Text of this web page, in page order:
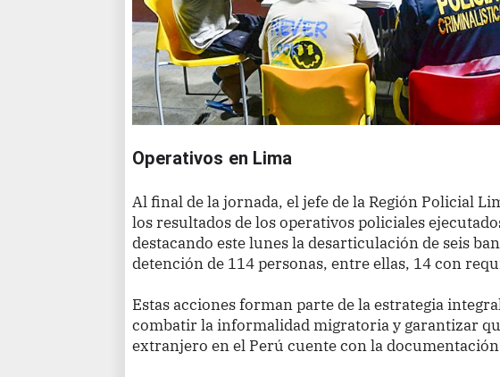
Operativos en Lima
Al final de la jornada, el jefe de la Región Policial
los resultados de los operativos policiales
destacando este lunes la desarticulación de seis
detención de 114 personas, entre ellas, 14 con
Estas acciones forman parte de la estrategia
combatir la informalidad migratoria y garantizar
extranjero en el Perú cuente con la